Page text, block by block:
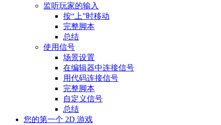
监听玩家的输入
按“上”时移动
完整脚本
总结
使用信号
场景设置
在编辑器中连接信号
用代码连接信号
完整脚本
自定义信号
总结
您的第一个 2D 游戏